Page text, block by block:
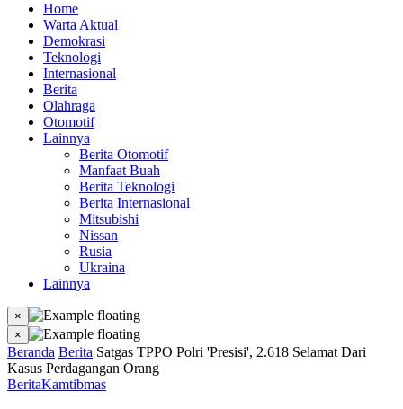
Home
Warta Aktual
Demokrasi
Teknologi
Internasional
Berita
Olahraga
Otomotif
Lainnya
Berita Otomotif
Manfaat Buah
Berita Teknologi
Berita Internasional
Mitsubishi
Nissan
Rusia
Ukraina
Lainnya
×
×
Beranda Berita Satgas TPPO Polri 'Presisi', 2.618 Selamat Dari
Kasus Perdagangan Orang
BeritaKamtibmas